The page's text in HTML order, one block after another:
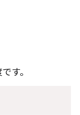
す。